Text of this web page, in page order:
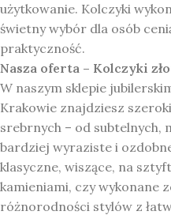
użytkowanie. Kolczyki
świetny wybór dla osób
praktyczność.
Nasza oferta – Kolczyki
W naszym sklepie
Krakowie znajdziesz
srebrnych – od subtelnych,
bardziej wyraziste i
klasyczne, wiszące, na
kamieniami, czy wykonane
różnorodności stylów z